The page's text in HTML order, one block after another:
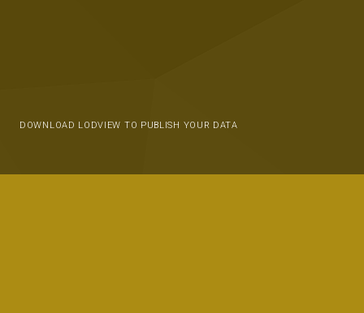
DOWNLOAD LODVIEW TO PUBLISH YOUR DATA